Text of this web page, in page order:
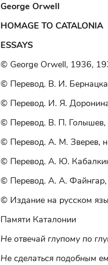
George Orwell
HOMAGE TO CATALONIA
ESSAYS
© George Orwell, 1936,
© Перевод. В. И.
© Перевод. И. Я.
© Перевод. В. П.
© Перевод. А. М. Зверев,
© Перевод. А. Ю.
© Перевод. А. А.
© Издание на русском
Памяти Каталонии
Не отвечай глупому по
Не сделаться подобным